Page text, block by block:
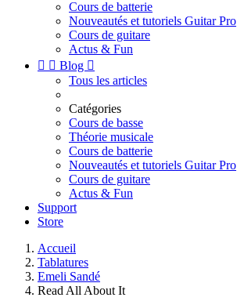
Cours de batterie
Nouveautés et tutoriels Guitar Pro
Cours de guitare
Actus & Fun
  Blog 
Tous les articles
Catégories
Cours de basse
Théorie musicale
Cours de batterie
Nouveautés et tutoriels Guitar Pro
Cours de guitare
Actus & Fun
Support
Store
Accueil
Tablatures
Emeli Sandé
Read All About It